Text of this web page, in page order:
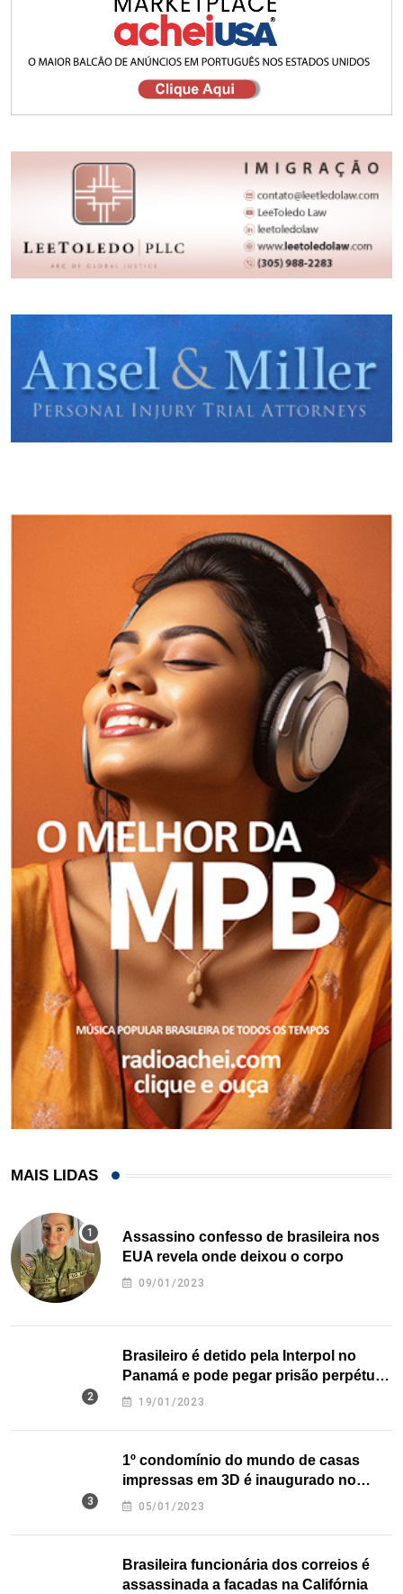
MAIS LIDAS
Assassino confesso de brasileira nos
EUA revela onde deixou o corpo
09/01/2023
Brasileiro é detido pela Interpol no
Panamá e pode pegar prisão perpétua
nos EUA
19/01/2023
1º condomínio do mundo de casas
impressas em 3D é inaugurado no
Texas
05/01/2023
Brasileira funcionária dos correios é
assassinada a facadas na Califórnia